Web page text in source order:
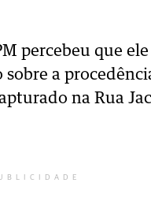
percebeu que
a
na Rua